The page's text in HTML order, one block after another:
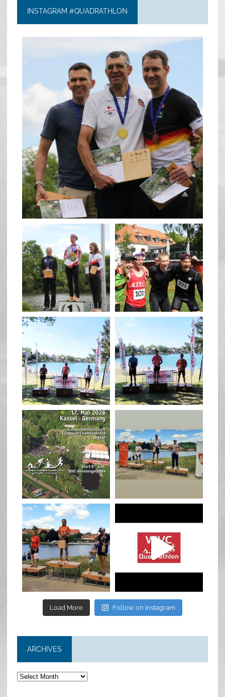
INSTAGRAM #QUADRATHLON
quadrathlon
May 26
quadrathlon
May 26
quadrathlon
May 3 May 3
quadrathlon
Jan 27
quadrathlon
Jul 6
Load More Follow on Instagram
ARCHIVES
Archives